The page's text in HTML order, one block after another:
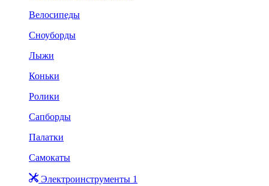
Велосипеды
Сноуборды
Лыжи
Коньки
Ролики
Сапборды
Палатки
Самокаты
Электроинструменты 1